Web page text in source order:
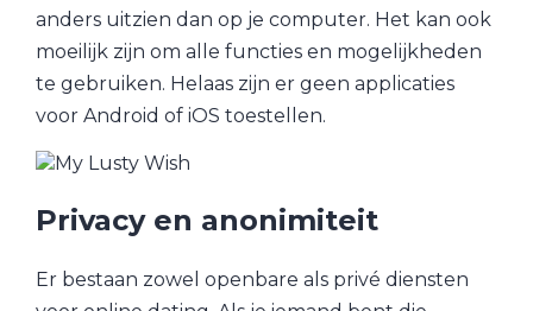
anders uitzien dan op je computer. Het kan ook
moeilijk zijn om alle functies en mogelijkheden
te gebruiken. Helaas zijn er geen applicaties
voor Android of iOS toestellen.
Privacy en anonimiteit
Er bestaan zowel openbare als privé diensten